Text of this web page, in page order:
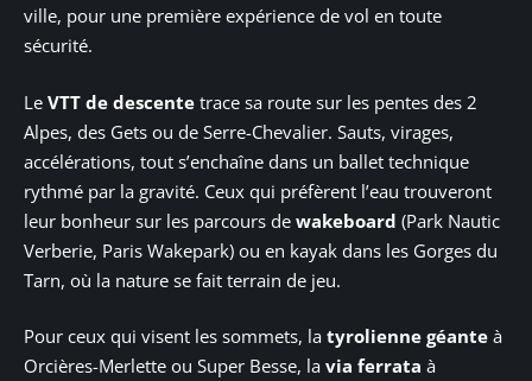
ville, pour une première expérience de vol en toute
sécurité.
Le VTT de descente trace sa route sur les pentes des 2
Alpes, des Gets ou de Serre-Chevalier. Sauts, virages,
accélérations, tout s’enchaîne dans un ballet technique
rythmé par la gravité. Ceux qui préfèrent l’eau trouveront
leur bonheur sur les parcours de wakeboard (Park Nautic
Verberie, Paris Wakepark) ou en kayak dans les Gorges du
Tarn, où la nature se fait terrain de jeu.
Pour ceux qui visent les sommets, la tyrolienne géante à
Orcières-Merlette ou Super Besse, la via ferrata à